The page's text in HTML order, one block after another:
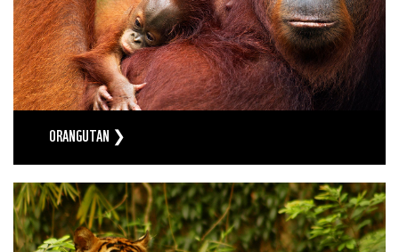
ORANGUTAN ❯